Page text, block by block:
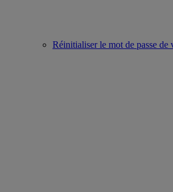
Réinitialiser le mot de passe de